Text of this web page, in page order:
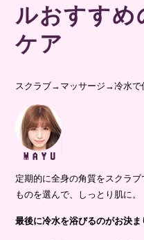
ルおすすめ
ケア
スクラブ→マッサージ→冷水で
定期的に全身の角質をスクラ
ものを選んで、しっとり肌に。
最後に冷水を浴びるのがお決ま